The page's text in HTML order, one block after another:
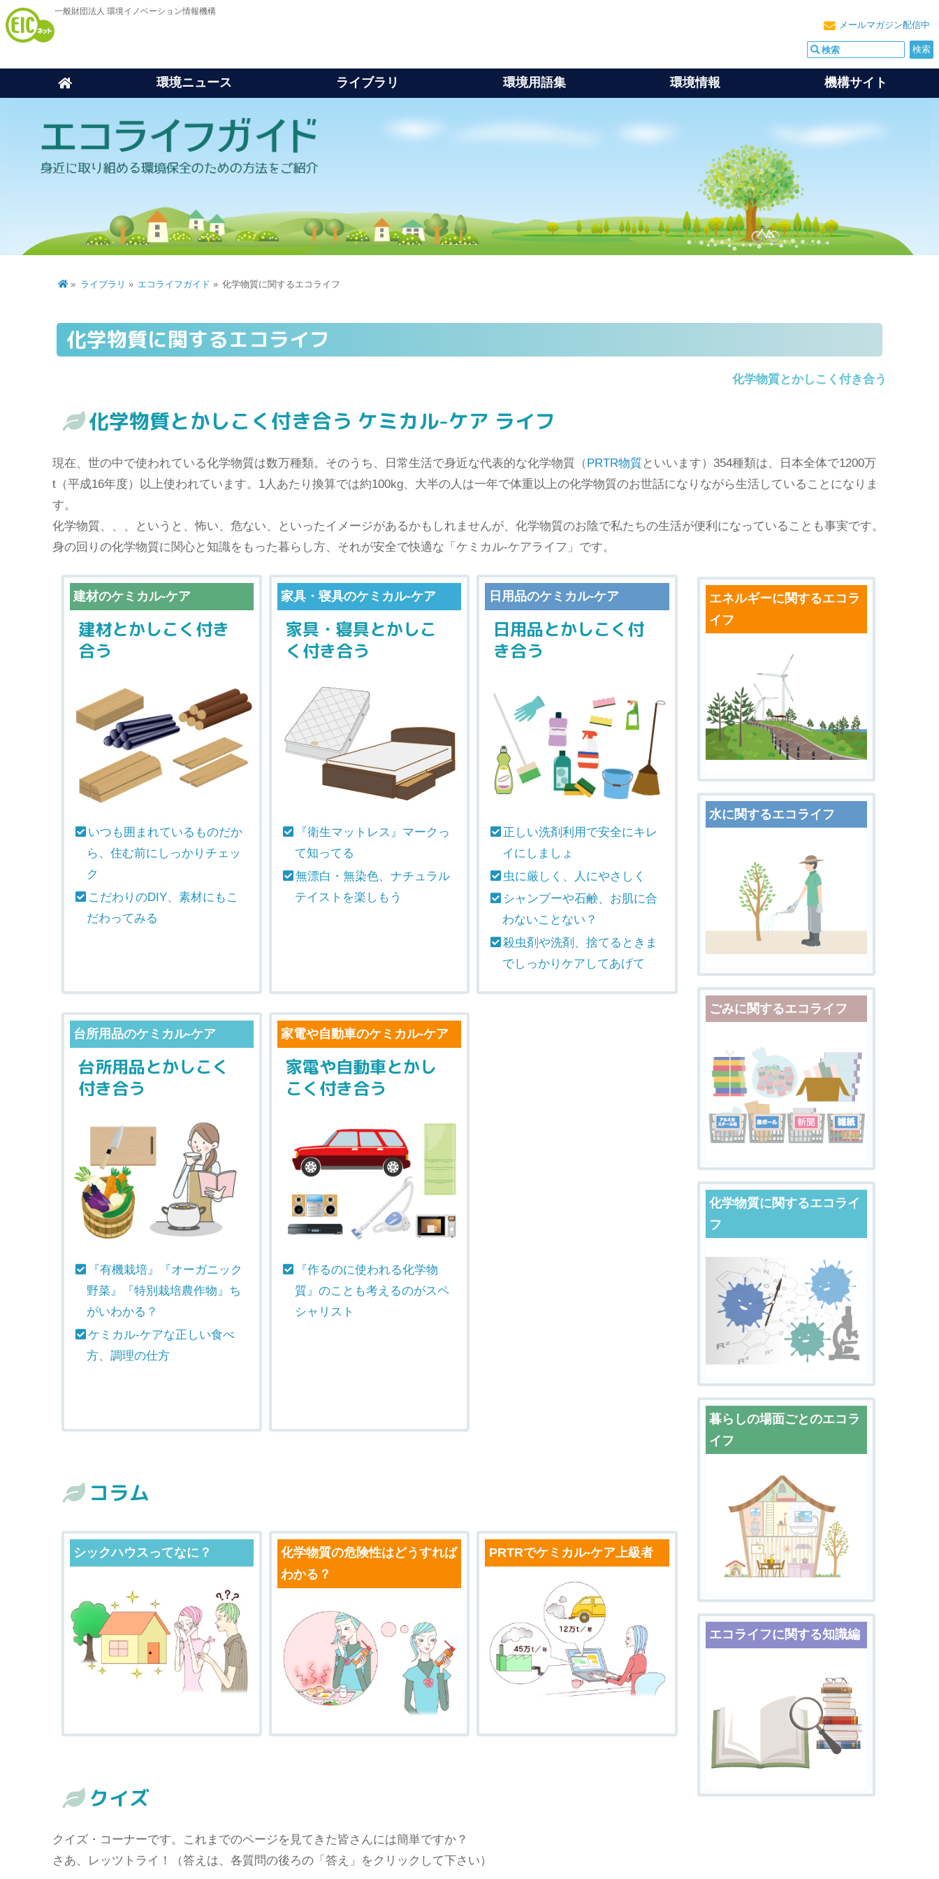
一般財団法人 環境イノベーション情報機構
メールマガジン配信中
環境ニュース ライブラリ 環境用語集 環境情報 機構サイト
ライブラリ エコライフガイド 化学物質に関するエコライフ
化学物質に関するエコライフ
化学物質とかしこく付き合う
化学物質とかしこく付き合う ケミカル-ケア ライフ
現在、世の中で使われている化学物質は数万種類。そのうち、日常生活で身近な代表的な化学物質（PRTR物質といいます）354種類は、日本全体で1200万
t（平成16年度）以上使われています。1人あたり換算では約100kg、大半の人は一年で体重以上の化学物質のお世話になりながら生活していることになりま
す。
化学物質、、、というと、怖い、危ない、といったイメージがあるかもしれませんが、化学物質のお陰で私たちの生活が便利になっていることも事実です。
身の回りの化学物質に関心と知識をもった暮らし方、それが安全で快適な「ケミカル-ケアライフ」です。
建材のケミカル-ケア
建材とかしこく付き
合う
いつも囲まれているものだか
ら、住む前にしっかりチェッ
ク
こだわりのDIY、素材にもこ
だわってみる
家具・寝具のケミカル-ケア
家具・寝具とかしこ
く付き合う
『衛生マットレス』マークっ
て知ってる
無漂白・無染色、ナチュラル
テイストを楽しもう
日用品のケミカル-ケア
日用品とかしこく付
き合う
正しい洗剤利用で安全にキレ
イにしましょ
虫に厳しく、人にやさしく
シャンプーや石鹸、お肌に合
わないことない？
殺虫剤や洗剤、捨てるときま
でしっかりケアしてあげて
台所用品のケミカル-ケア
台所用品とかしこく
付き合う
『有機栽培』『オーガニック
野菜』『特別栽培農作物』ち
がいわかる？
ケミカル-ケアな正しい食べ
方、調理の仕方
家電や自動車のケミカル-ケア
家電や自動車とかし
こく付き合う
『作るのに使われる化学物
質』のことも考えるのがスペ
シャリスト
コラム
シックハウスってなに？
化学物質の危険性はどうすれば
わかる？
PRTRでケミカル-ケア上級者
クイズ
クイズ・コーナーです。これまでのページを見てきた皆さんには簡単ですか？
さあ、レッツトライ！（答えは、各質問の後ろの「答え」をクリックして下さい）
エネルギーに関するエコラ
イフ
水に関するエコライフ
ごみに関するエコライフ
化学物質に関するエコライ
フ
暮らしの場面ごとのエコラ
イフ
エコライフに関する知識編